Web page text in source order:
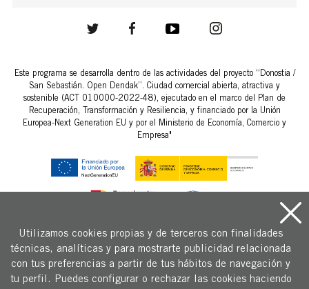
Este programa se desarrolla dentro de las actividades del proyecto “Donostia /
San Sebastián. Open Dendak”. Ciudad comercial abierta, atractiva y
sostenible (ACT 010000-2022-48), ejecutado en el marco del Plan de
Recuperación, Transformación y Resiliencia, y financiado por la Unión
Europea-Next Generation EU y por el Ministerio de Economía, Comercio y
Empresa"
Copyright © 2026 Fomento San Sebastián.
Aviso legal y condiciones generales de uso
Utilizamos cookies propias y de terceros con finalidades
técnicas, analíticas y para mostrarte publicidad relacionada
con tus preferencias a partir de tus hábitos de navegación y
tu perfil. Puedes configurar o rechazar las cookies haciendo